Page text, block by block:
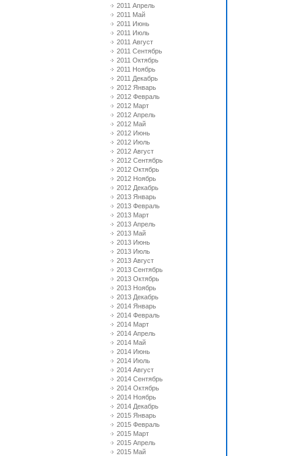
2011 Апрель
2011 Май
2011 Июнь
2011 Июль
2011 Август
2011 Сентябрь
2011 Октябрь
2011 Ноябрь
2011 Декабрь
2012 Январь
2012 Февраль
2012 Март
2012 Апрель
2012 Май
2012 Июнь
2012 Июль
2012 Август
2012 Сентябрь
2012 Октябрь
2012 Ноябрь
2012 Декабрь
2013 Январь
2013 Февраль
2013 Март
2013 Апрель
2013 Май
2013 Июнь
2013 Июль
2013 Август
2013 Сентябрь
2013 Октябрь
2013 Ноябрь
2013 Декабрь
2014 Январь
2014 Февраль
2014 Март
2014 Апрель
2014 Май
2014 Июнь
2014 Июль
2014 Август
2014 Сентябрь
2014 Октябрь
2014 Ноябрь
2014 Декабрь
2015 Январь
2015 Февраль
2015 Март
2015 Апрель
2015 Май